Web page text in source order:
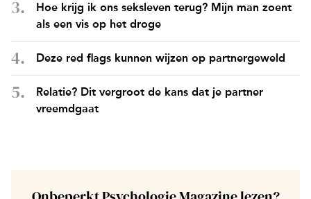
Hoe krijg ik ons seksleven terug? Mijn man zoent
als een vis op het droge
Deze red flags kunnen wijzen op partnergeweld
Relatie? Dit vergroot de kans dat je partner
vreemdgaat